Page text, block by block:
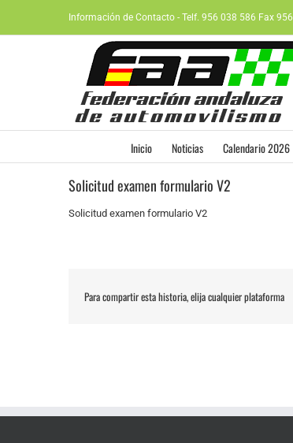
contenido
Información de Contacto - Telf. 956 038 586 Fax
Inicio Noticias Calendario 2026
Solicitud examen formulario V2
Solicitud examen formulario V2
Para compartir esta historia, elija cualquier plataforma